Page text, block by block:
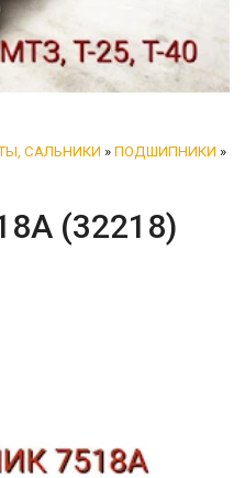
САЛЬНИКИ » ПОДШИПНИКИ »
(32218)